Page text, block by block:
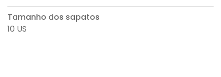
Tamanho dos sapatos
10 US